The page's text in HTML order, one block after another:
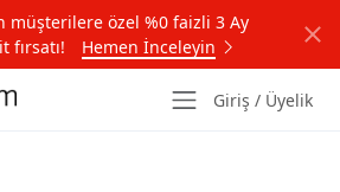
müşterilere özel %0 faizli 3 Ay
fırsatı!
Hemen İnceleyin
Giriş / Üyelik